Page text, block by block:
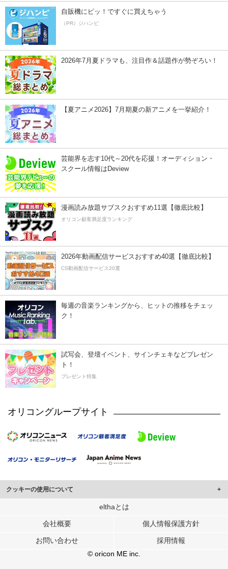
自販機にピッ！ですぐに買えちゃう
（PR）ジハンピ
2026年7月夏ドラマも、注目作＆話題作が勢ぞろい！
【夏アニメ2026】7月期夏の新アニメを一挙紹介！
芸能界を志す10代～20代を応援！オーディション・
スクール情報はDeview
漫画読み放題サブスクおすすめ11選【徹底比較】
オリコン顧客満足度ランキング
2026年動画配信サービスおすすめ40選【徹底比較】
CS動画配信サービス20選
毎週の音楽ランキングから、ヒットの推移をチェッ
ク！
試写会、登壇イベント、サインチェキなどプレゼン
ト！
プレゼント特集
オリコングループサイト
クッキーの使用について
このサイトでは Cookie を使用して、ユーザーに合わせたコンテンツや広告の
行っています。
メディアや広告配信、データ解析の各パートナーに提供しています。
各パートナーは、この情報とユーザーが各パートナーに提供した他の情報や、
ユーザーが各パートナーのサービスを使用したときに収集した他の情報を組み
elthaとは
会社概要 個人情報保護方針
お問い合わせ
採用情報
© oricon ME inc.